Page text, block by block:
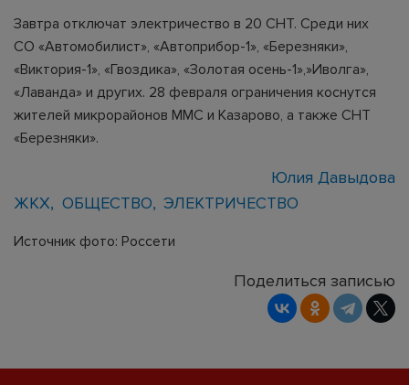
Завтра отключат электричество в 20 СНТ. Среди них
СО «Автомобилист», «Автоприбор-1», «Березняки»,
«Виктория-1», «Гвоздика», «Золотая осень-1»,»Иволга»,
«Лаванда» и других. 28 февраля ограничения коснутся
жителей микрорайонов ММС и Казарово, а также СНТ
«Березняки».
Юлия Давыдова
ЖКХ
ОБЩЕСТВО ЭЛЕКТРИЧЕСТВО
Источник фото: Россети
Поделиться записью